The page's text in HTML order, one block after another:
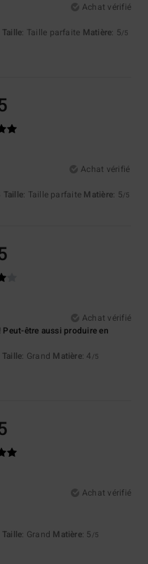
Achat vérifié
Taille: Taille parfaite Matière: 5/5
Achat vérifié
Taille: Taille parfaite Matière: 5/5
Achat vérifié
être aussi produire en
Taille: Grand Matière: 4 /5
Achat vérifié
Taille: Grand Matière: 5 /5